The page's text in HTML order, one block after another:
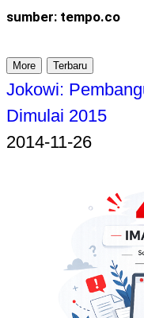
sumber: tempo.co
More Terbaru
Jokowi:
Dimulai 2015
2014-11-26